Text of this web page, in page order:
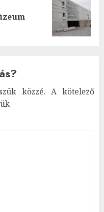
közzé. A kötelező